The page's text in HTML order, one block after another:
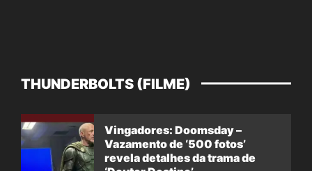
THUNDERBOLTS (FILME)
Vingadores: Doomsday –
Vazamento de ‘500 fotos’
revela detalhes da trama de